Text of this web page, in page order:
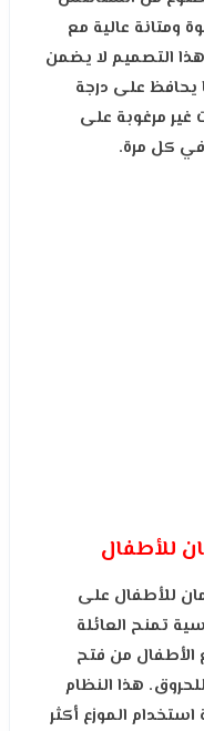
ومتانة عالية مع
التصميم لا يضمن
يحافظ على درجة
غير مرغوبة على
في كل مرة.
للأطفال
للأطفال على
تمنح العائلة
الأطفال من فتح
هذا النظام
الموزع أكثر